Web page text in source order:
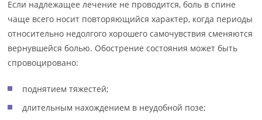
Если надлежащее лечение не проводится, боль в спине
чаще всего носит повторяющийся характер, когда периоды
относительно недолгого хорошего самочувствия сменяются
вернувшейся болью. Обострение состояния может быть
спровоцировано:
поднятием тяжестей;
длительным нахождением в неудобной позе;